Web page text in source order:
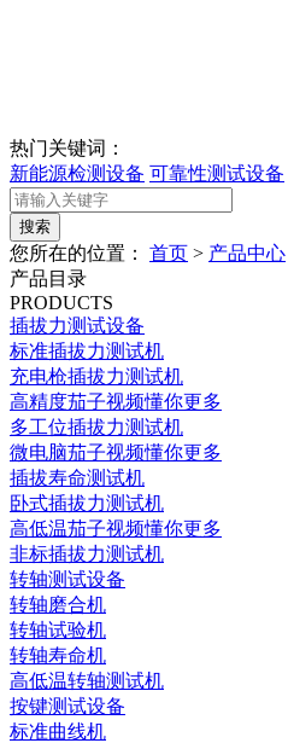
热门关键词：
新能源检测设备 可靠性测试设备
您所在的位置： 首页 > 产品中心
产品目录
PRODUCTS
插拔力测试设备
标准插拔力测试机
充电枪插拔力测试机
高精度茄子视频懂你更多
多工位插拔力测试机
微电脑茄子视频懂你更多
插拔寿命测试机
卧式插拔力测试机
高低温茄子视频懂你更多
非标插拔力测试机
转轴测试设备
转轴磨合机
转轴试验机
转轴寿命机
高低温转轴测试机
按键测试设备
标准曲线机